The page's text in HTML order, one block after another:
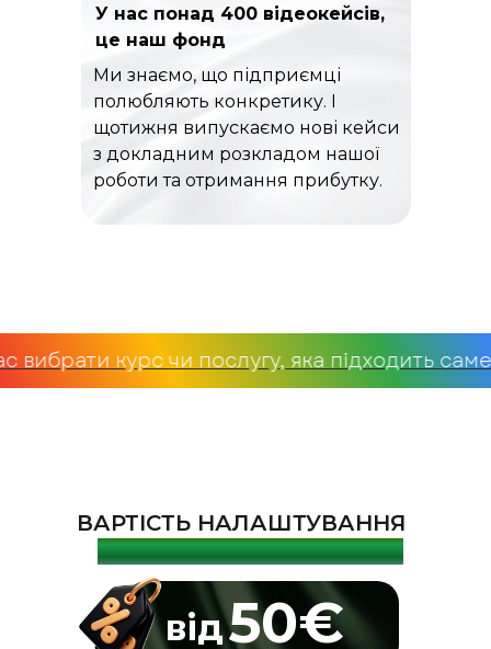
Ми знаємо, що підприємці
полюбляють конкретику. І
щотижня випускаємо нові кейси
з докладним розкладом нашої
роботи та отримання прибутку.
У нас понад 400 відеокейсів,
це наш фонд
чи послугу, яка підходить саме Вам Саме
ВАРТІСТЬ НАЛАШТУВАННЯ
КОНТЕКСТНОЇ РЕКЛАМИ
50€
від